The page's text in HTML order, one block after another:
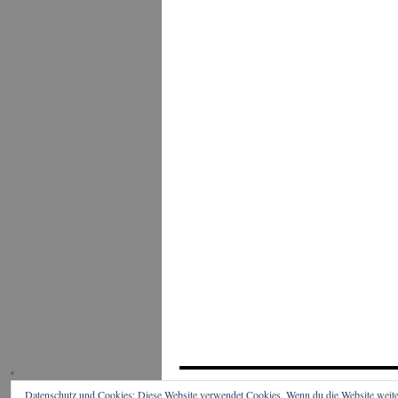
Datenschutz und Cookies: Diese Website verwendet Cookies. Wenn du die Website